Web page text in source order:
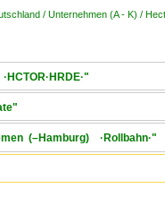
/ Unternehmen (A - K) /
(–Hamburg) ·Rollbahn·"